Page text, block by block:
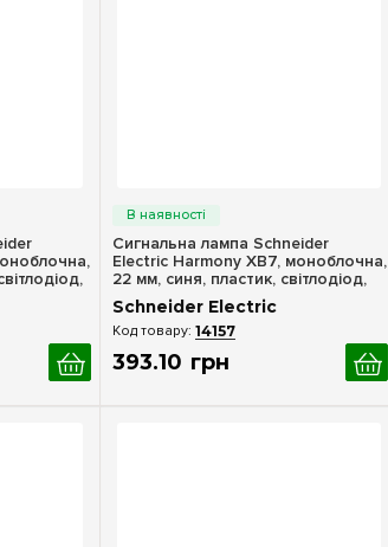
Сигнальна лампа Schneider
Electric Harmony XB7, моноблочна,
22 мм, синя, пластик, світлодіод,
230 В, XB7EV06MP
Schneider Electric
14157
393.10 грн